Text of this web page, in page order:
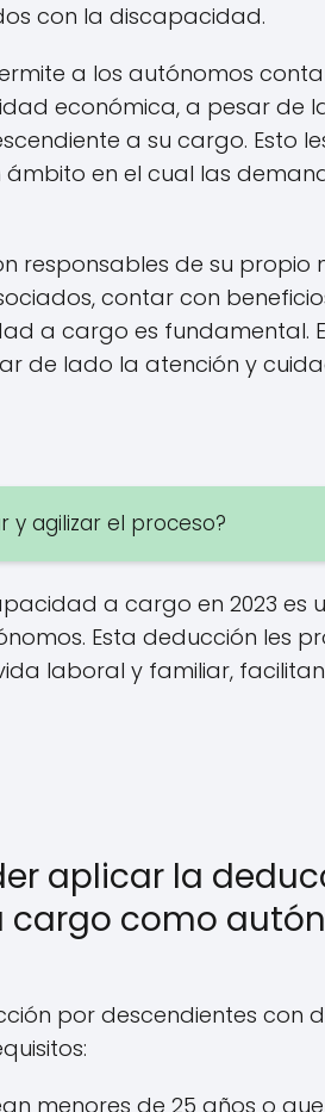
con la discapacidad.
a los autónomos
económica, a pesar de
a su cargo. Esto
en el cual las
responsables de su propio
contar con
a cargo es fundamental.
de lado la atención y
y agilizar el proceso?
a cargo en 2023 es
Esta deducción les
laboral y familiar,
aplicar la
como
por descendientes con
menores de 25 años o